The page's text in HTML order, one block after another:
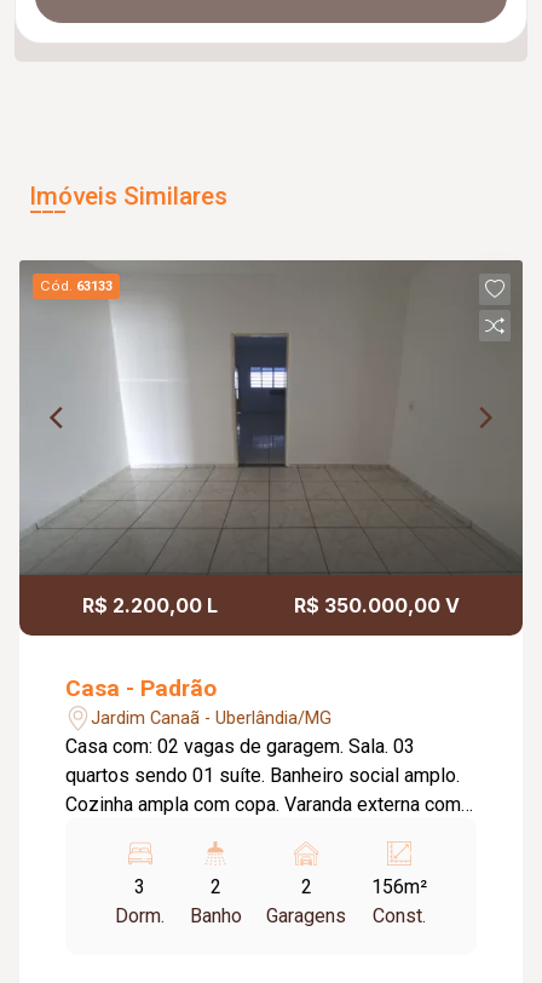
Imóveis Similares
Cód. 63133
R$ 2.200,00 L R$ 350.000,00 V
Casa - Padrão
Jardim Canaã - Uberlândia/MG
Casa com: 02 vagas de garagem. Sala. 03
quartos sendo 01 suíte. Banheiro social amplo.
Cozinha ampla com copa. Varanda externa com
lateral de acesso. Piso cerâmica. Pintura nova.
Restrição para republica.
3
Dorm.
2
Banho
2
Garagens
156m²
Const.